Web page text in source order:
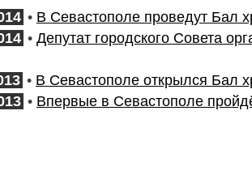
• В Севастополе проведут Бал
• Депутат городского Совета
• В Севастополе открылся Бал
• Впервые в Севастополе